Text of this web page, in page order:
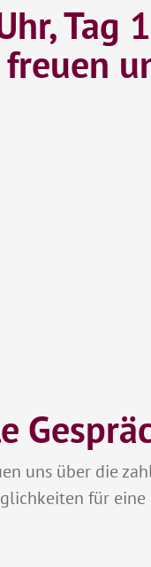
Tag
uns über die
für eine